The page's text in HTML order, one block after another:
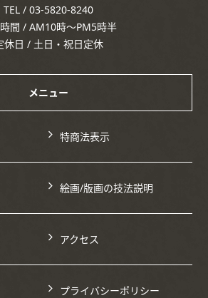
TEL / 03-5820-8240
間 / AM10時～PM5時半
休日 / 土日・祝日定休
メニュー
特商法表示
絵画/版画の技法説明
アクセス
プライバシーポリシー